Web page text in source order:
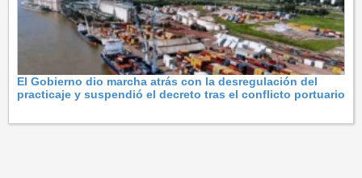
El Gobierno dio marcha atrás con la desregulación del
practicaje y suspendió el decreto tras el conflicto portuario